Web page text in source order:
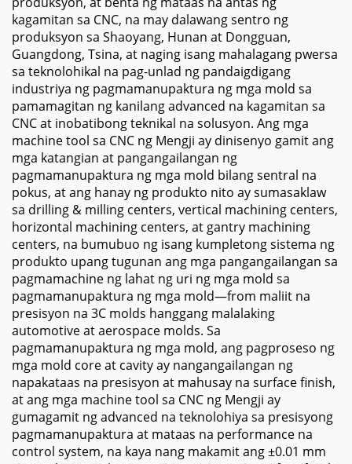
kagamitan sa CNC, na may dalawang sentro ng
produksyon sa Shaoyang, Hunan at Dongguan,
Guangdong, Tsina, at naging isang mahalagang pwersa
sa teknolohikal na pag-unlad ng pandaigdigang
industriya ng pagmamanupaktura ng mga mold sa
pamamagitan ng kanilang advanced na kagamitan sa
CNC at inobatibong teknikal na solusyon. Ang mga
machine tool sa CNC ng Mengji ay dinisenyo gamit ang
mga katangian at pangangailangan ng
pagmamanupaktura ng mga mold bilang sentral na
pokus, at ang hanay ng produkto nito ay sumasaklaw
sa drilling & milling centers, vertical machining centers,
horizontal machining centers, at gantry machining
centers, na bumubuo ng isang kumpletong sistema ng
produkto upang tugunan ang mga pangangailangan sa
pagmamachine ng lahat ng uri ng mga mold sa
pagmamanupaktura ng mga mold—from maliit na
presisyon na 3C molds hanggang malalaking
automotive at aerospace molds. Sa
pagmamanupaktura ng mga mold, ang pagproseso ng
mga mold core at cavity ay nangangailangan ng
napakataas na presisyon at mahusay na surface finish,
at ang mga machine tool sa CNC ng Mengji ay
gumagamit ng advanced na teknolohiya sa presisyong
pagmamanupaktura at mataas na performance na
control system, na kaya nang makamit ang ±0.01 mm